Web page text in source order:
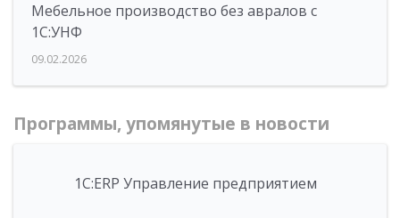
Мебельное производство без авралов с
1С:УНФ
09.02.2026
Программы, упомянутые в новости
1С:ERP Управление предприятием